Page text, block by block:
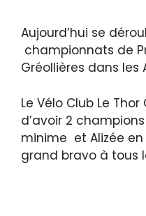
Aujourd’hui se
championnats de
Gréollières dans les
Le Vélo Club Le
d’avoir 2
minime et Alizée en
grand bravo à tous